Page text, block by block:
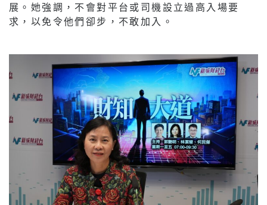
展。她強調，不會對平台或司機設立過高入場要
求，以免令他們卻步，不敢加入。